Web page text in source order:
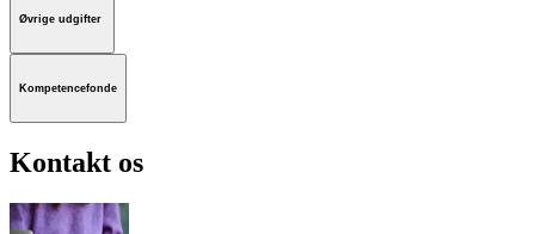
Øvrige udgifter
Kompetencefonde
Kontakt os